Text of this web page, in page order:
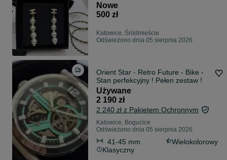
Nowe
500 zł
Katowice, Śródmieście
Odświeżono dnia 05 sierpnia 2026
Orient Star - Retro Future - Bike -
Stan perfekcyjny ! Pełen zestaw !
Używane
2 190 zł
2 240 zł z Pakietem Ochronnym
Katowice, Bogucice
Odświeżono dnia 05 sierpnia 2026
41-45 mm
Wielokolorowy
Klasyczny